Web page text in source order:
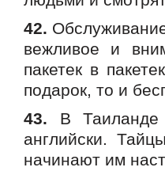
42.
вежливое и
пакетек в
подарок, то и
43. В Таиланде
английски.
начинают им